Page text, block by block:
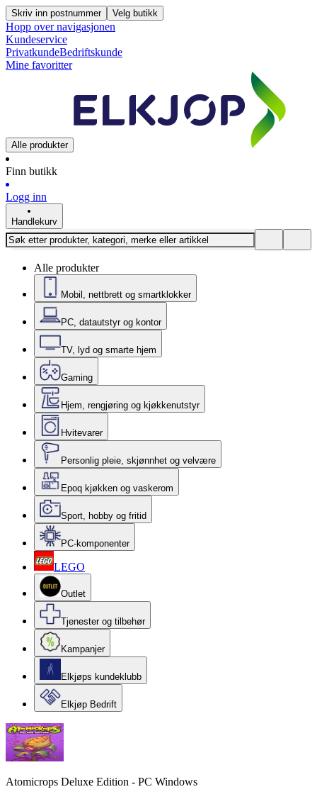
Skriv inn postnummer Velg butikk
Hopp over navigasjonen
Kundeservice
PrivatkundeBedriftskunde
Mine favoritter
Alle produkter
Finn butikk
Logg inn
Handlekurv
Alle produkter
Mobil, nettbrett og smartklokker
PC, datautstyr og kontor
TV, lyd og smarte hjem
Gaming
Hjem, rengjøring og kjøkkenutstyr
Hvitevarer
Personlig pleie, skjønnhet og velvære
Epoq kjøkken og vaskerom
Sport, hobby og fritid
PC-komponenter
LEGO
Outlet
Tjenester og tilbehør
Kampanjer
Elkjøps kundeklubb
Elkjøp Bedrift
Atomicrops Deluxe Edition - PC Windows